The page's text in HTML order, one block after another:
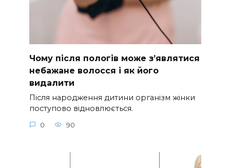
Чому після пологів може з’являтися
небажане волосся і як його
видалити
Після народження дитини організм жінки
поступово відновлюється.
0 90